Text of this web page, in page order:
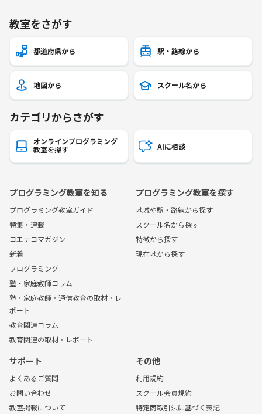
教室をさがす
都道府県から 駅・路線から
地図から スクール名から
カテゴリからさがす
オンラインプログラミング
教室を探す
AIに相談
プログラミング教室を知る
プログラミング教室ガイド
特集・連載
コエテコマガジン
新着
プログラミング
塾・家庭教師コラム
塾・家庭教師・通信教育の取材・レ
ポート
教育関連コラム
教育関連の取材・レポート
プログラミング教室を探す
地域や駅・路線から探す
スクール名から探す
特徴から探す
現在地から探す
サポート
よくあるご質問
お問い合わせ
教室掲載について
その他
利用規約
スクール会員規約
特定商取引法に基づく表記